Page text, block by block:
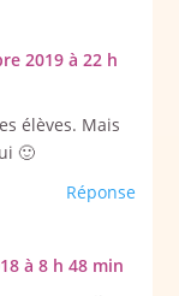
2019 à 22 h
élèves. Mais
🙂
Réponse
à 8 h 48 min